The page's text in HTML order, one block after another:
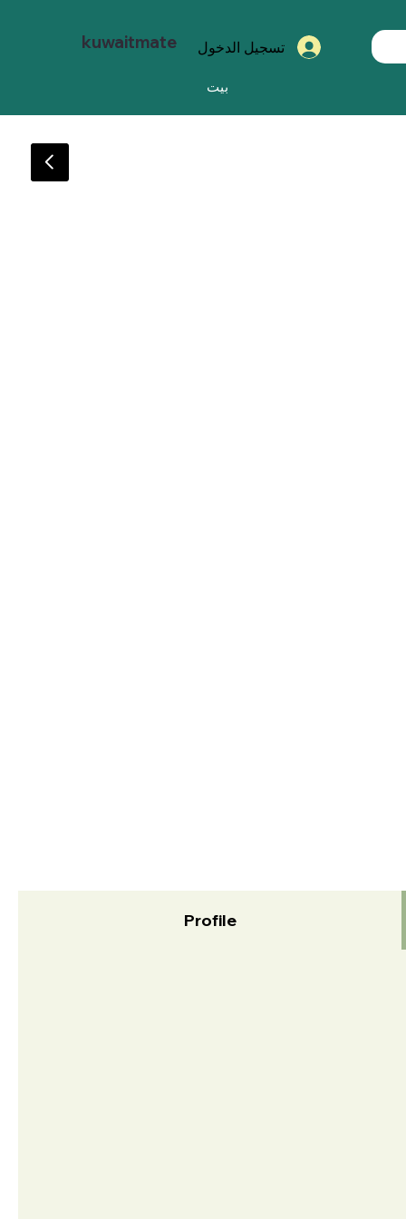
بيت
kuwaitmate تسجيل الدخول
Profile